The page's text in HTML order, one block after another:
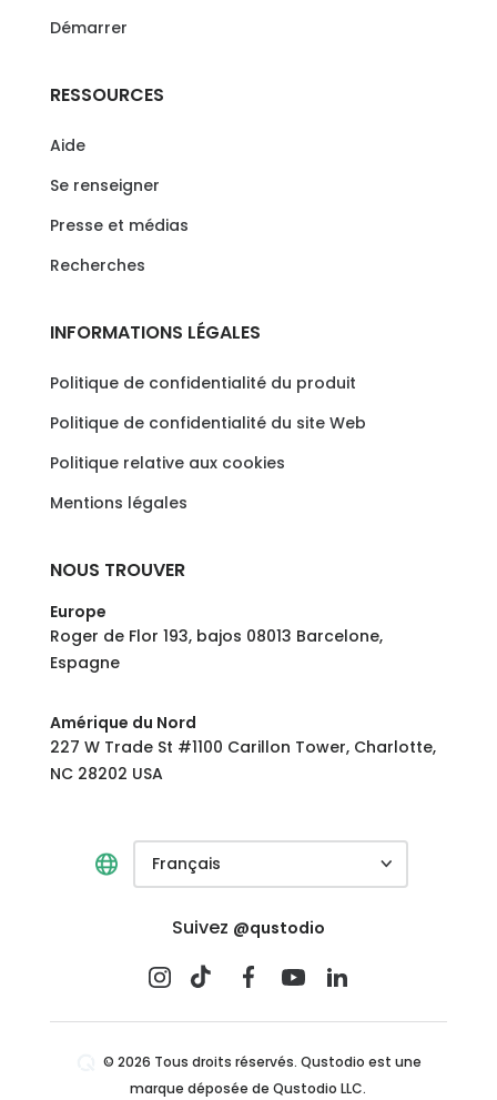
Démarrer
RESSOURCES
Aide
Se renseigner
Presse et médias
Recherches
INFORMATIONS LÉGALES
Politique de confidentialité du produit
Politique de confidentialité du site Web
Politique relative aux cookies
Mentions légales
NOUS TROUVER
Europe
Roger de Flor 193, bajos 08013 Barcelone,
Espagne
Amérique du Nord
227 W Trade St #1100 Carillon Tower, Charlotte,
NC 28202 USA
Français
Suivez @qustodio
© 2026 Tous droits réservés. Qustodio est une
marque déposée de Qustodio LLC.